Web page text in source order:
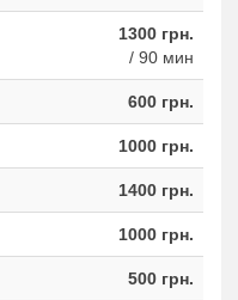
1300 грн.
/ 90 мин
600 грн.
1000 грн.
1400 грн.
1000 грн.
500 грн.